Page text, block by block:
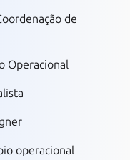
de
Operacional
operacional